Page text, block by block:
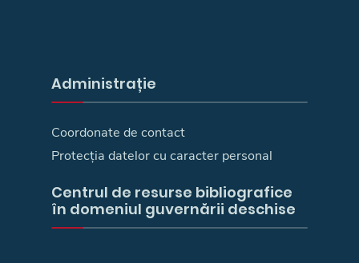
Administrație
Coordonate de contact
Protecția datelor cu caracter personal
Centrul de resurse bibliografice
în domeniul guvernării deschise